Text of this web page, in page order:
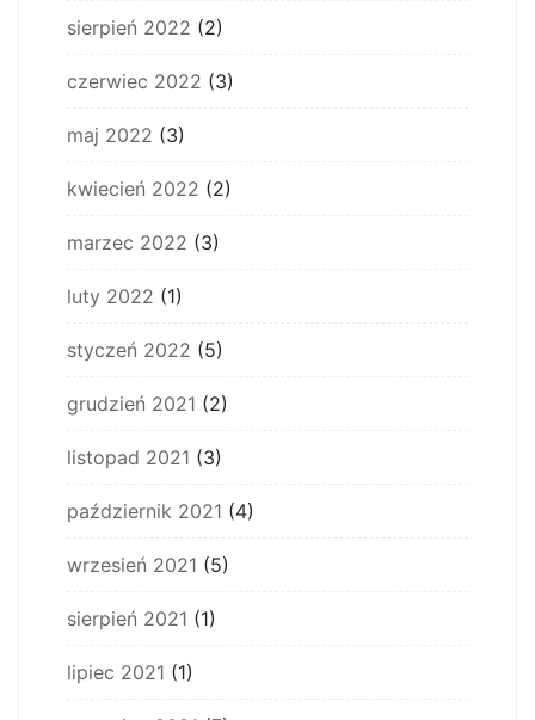
sierpień 2022 (2)
czerwiec 2022 (3)
maj 2022 (3)
kwiecień 2022 (2)
marzec 2022 (3)
luty 2022 (1)
styczeń 2022 (5)
grudzień 2021 (2)
listopad 2021 (3)
październik 2021 (4)
wrzesień 2021 (5)
sierpień 2021 (1)
lipiec 2021 (1)